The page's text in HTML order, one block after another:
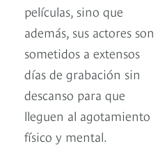
películas, sino que
además, sus actores son
sometidos a extensos
días de grabación sin
descanso para que
lleguen al agotamiento
físico y mental.